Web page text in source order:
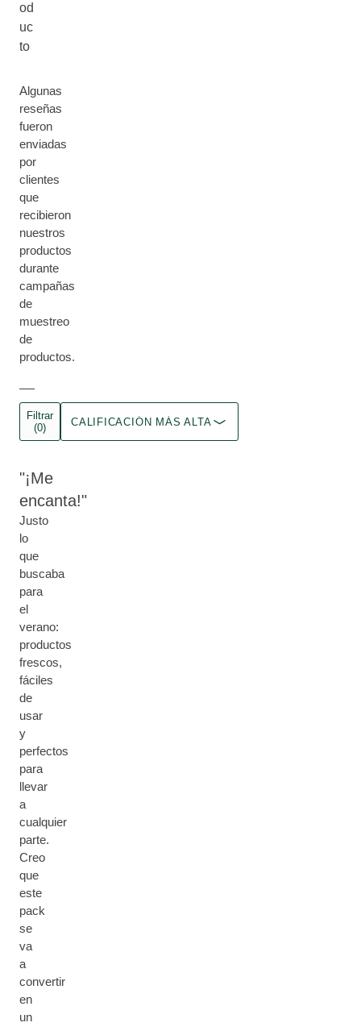
od
uc
to
Algunas
reseñas
fueron
enviadas
por
clientes
que
recibieron
nuestros
productos
durante
campañas
de
muestreo
de
productos.
Filtrar
(0)
CALIFICACIÓN MÁS ALTA
¡Me
encanta!
Justo
lo
que
buscaba
para
el
verano:
productos
frescos,
fáciles
de
usar
y
perfectos
para
llevar
a
cualquier
parte.
Creo
que
este
pack
se
va
a
convertir
en
un